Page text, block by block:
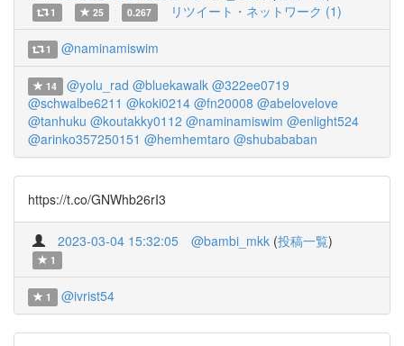
1 25 0.267 リツイート・ネットワーク (1)
1 @naminamiswim
14 @yolu_rad @bluekawalk @322ee0719
@schwalbe6211 @koki0214 @fn20008 @abelovelove
@tanhuku @koutakky0112 @naminamiswim @enlight524
@arinko357250151 @hemhemtaro @shubababan
https://t.co/GNWhb26rI3
2023-03-04 15:32:05 @bambi_mkk (投稿一覧)
1
1 @ivrist54